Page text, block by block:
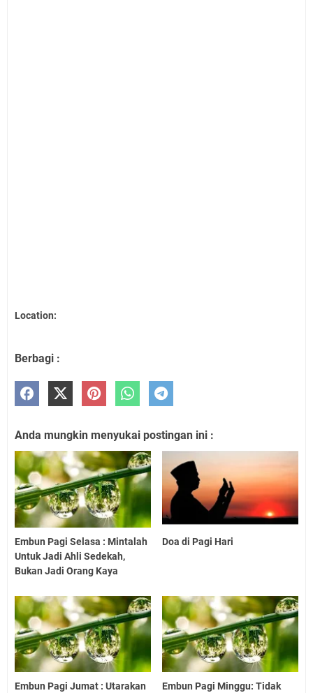
Location:
Berbagi :
Anda mungkin menyukai postingan ini :
Embun Pagi Selasa : Mintalah
Untuk Jadi Ahli Sedekah,
Bukan Jadi Orang Kaya
Doa di Pagi Hari
Embun Pagi Jumat : Utarakan
Embun Pagi Minggu: Tidak